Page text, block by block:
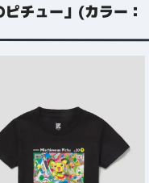
チュー」(カラー：